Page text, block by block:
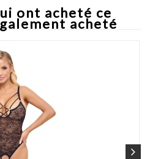
ont acheté ce
acheté